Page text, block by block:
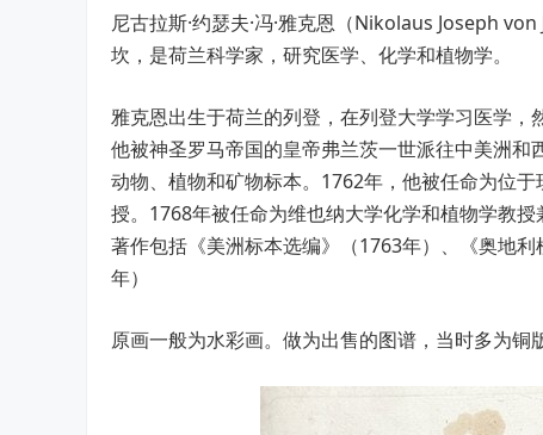
尼古拉斯·约瑟夫·冯·雅克恩（Nikolaus Joseph
坎，是荷兰科学家，研究医学、化学和植物学。
雅克恩出生于荷兰的列登，在列登大学学习医学，
他被神圣罗马帝国的皇帝弗兰茨一世派往中美洲
动物、植物和矿物标本。1762年，他被任命为位
授。1768年被任命为维也纳大学化学和植物学教
著作包括《美洲标本选编》（1763年）、《奥地
年）
原画一般为水彩画。做为出售的图谱，当时多为铜